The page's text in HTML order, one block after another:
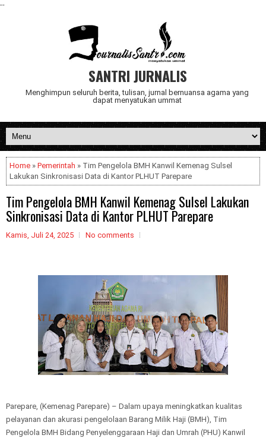
--
SANTRI JURNALIS
Menghimpun seluruh berita, tulisan, jurnal bernuansa agama yang
dapat menyatukan ummat
Home » Pemerintah » Tim Pengelola BMH Kanwil Kemenag Sulsel
Lakukan Sinkronisasi Data di Kantor PLHUT Parepare
Tim Pengelola BMH Kanwil Kemenag Sulsel Lakukan
Sinkronisasi Data di Kantor PLHUT Parepare
Kamis, Juli 24, 2025 No comments
Parepare, (Kemenag Parepare) – Dalam upaya meningkatkan kualitas
pelayanan dan akurasi pengelolaan Barang Milik Haji (BMH), Tim
Pengelola BMH Bidang Penyelenggaraan Haji dan Umrah (PHU) Kanwil